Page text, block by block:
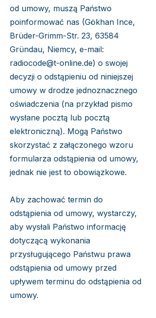
od umowy, muszą Państwo
poinformować nas (Gökhan Ince,
Brüder-Grimm-Str. 23, 63584
Gründau, Niemcy, e-mail:
radiocode@t-online.de) o swojej
decyzji o odstąpieniu od niniejszej
umowy w drodze jednoznacznego
oświadczenia (na przykład pismo
wysłane pocztą lub pocztą
elektroniczną). Mogą Państwo
skorzystać z załączonego wzoru
formularza odstąpienia od umowy,
jednak nie jest to obowiązkowe.
Aby zachować termin do
odstąpienia od umowy, wystarczy,
aby wysłali Państwo informację
dotyczącą wykonania
przysługującego Państwu prawa
odstąpienia od umowy przed
upływem terminu do odstąpienia od
umowy.